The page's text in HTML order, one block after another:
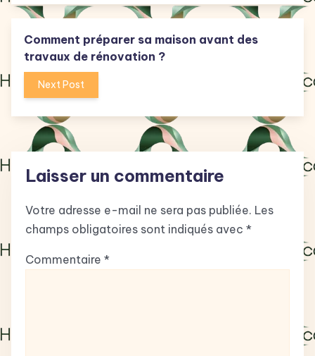
Comment préparer sa maison avant des
travaux de rénovation ?
Next Post
Laisser un commentaire
Votre adresse e-mail ne sera pas publiée. Les
champs obligatoires sont indiqués avec *
Commentaire *